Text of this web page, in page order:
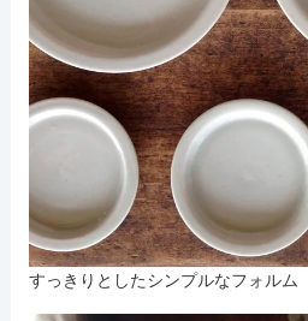
すっきりとしたシンプルなフォルム